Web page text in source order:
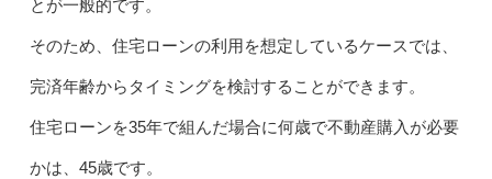
とが一般的です。
そのため、住宅ローンの利用を想定しているケースでは、
完済年齢からタイミングを検討することができます。
住宅ローンを35年で組んだ場合に何歳で不動産購入が必要
かは、45歳です。